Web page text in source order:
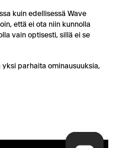
kuin edellisessä Wave
että ei ota niin kunnolla
vain optisesti, sillä ei se
yksi parhaita ominausuuksia,